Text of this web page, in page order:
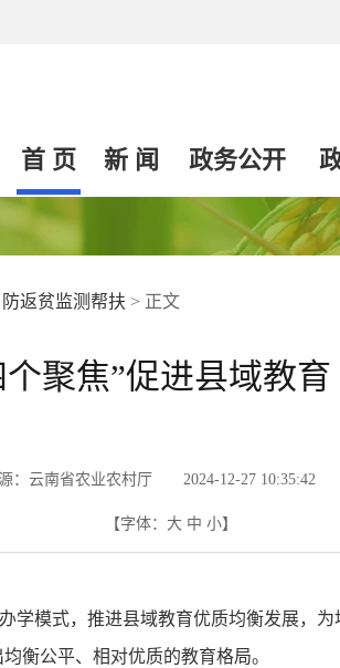
首 页 新 闻 政务公开
防返贫监测帮扶 > 正文
聚焦”促进县域教
：云南省农业农村厅 2024-12-27 10:35:42
【字体： 大 中 小】
学模式，推进县域教育优质均衡发展，
衡公平、相对优质的教育格局。